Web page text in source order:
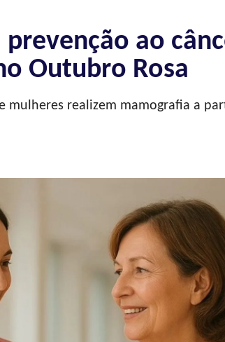
ao
Outubro Rosa
mulheres realizem mamografia a